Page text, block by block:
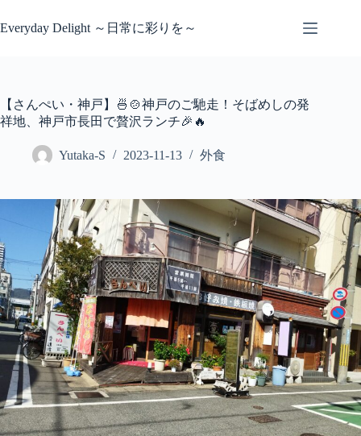
ン
ス
キ
Everyday Delight ～日常に彩りを～
【さんぺい・神戸】🍜🍲神戸のご馳走！そばめしの発
祥地、神戸市長田で贅沢ランチ🎉🔥
Yutaka-S 2023-11-13 外食